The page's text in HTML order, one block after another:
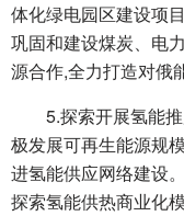
体化绿电园区建设项
巩固和建设煤炭、电
源合作,全力打造对俄
5.探索开展氢能推
极发展可再生能源规
进氢能供应网络建设
探索氢能供热商业化